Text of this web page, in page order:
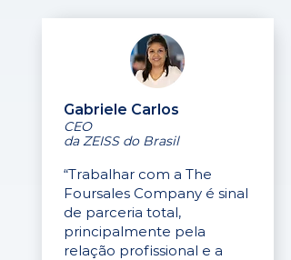
Gabriele Carlos
CEO
da ZEISS do Brasil
“Trabalhar com a The
Foursales Company é sinal
de parceria total,
principalmente pela
relação profissional e a